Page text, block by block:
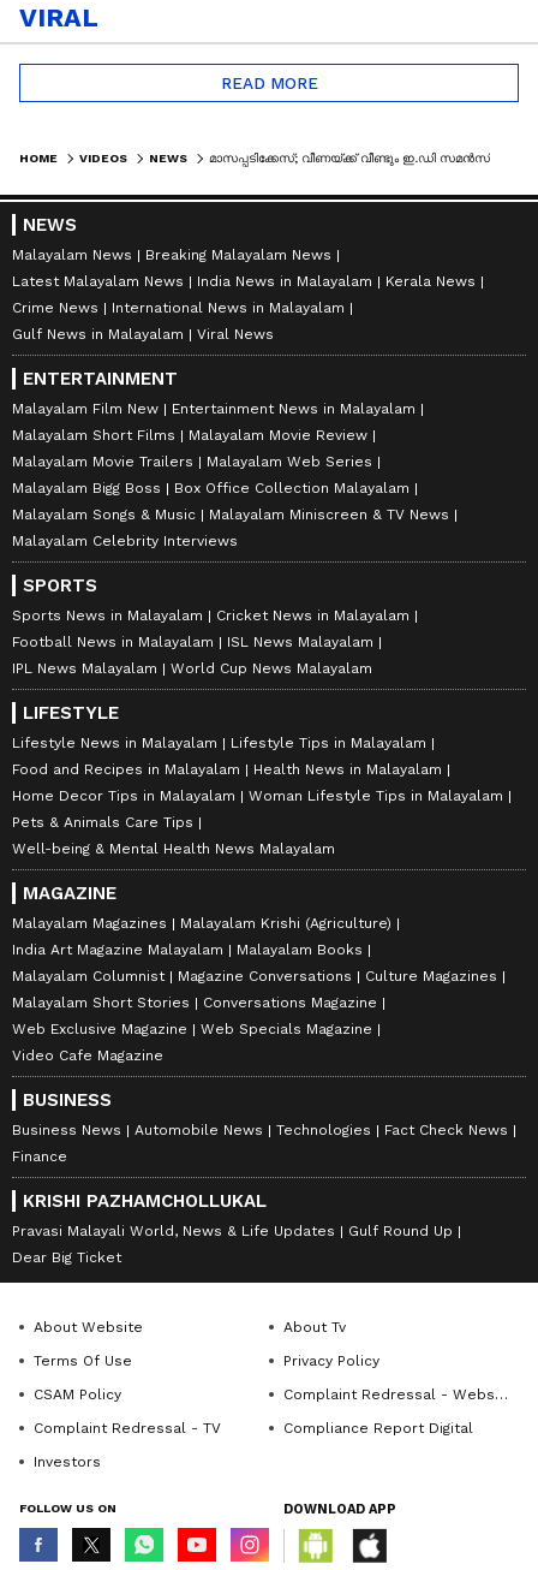
VIRAL
READ MORE
HOME VIDEOS NEWS മാസപ്പടിക്കേസ്; വീണയ്ക്ക് വീണ്ടും ഇ.ഡി സമൻസ്
NEWS
Malayalam News
Breaking Malayalam News
Latest Malayalam News
India News in Malayalam
Kerala News
Crime News
International News in Malayalam
Gulf News in Malayalam
Viral News
ENTERTAINMENT
Malayalam Film New
Entertainment News in Malayalam
Malayalam Short Films
Malayalam Movie Review
Malayalam Movie Trailers
Malayalam Web Series
Malayalam Bigg Boss
Box Office Collection Malayalam
Malayalam Songs & Music
Malayalam Miniscreen & TV News
Malayalam Celebrity Interviews
SPORTS
Sports News in Malayalam
Cricket News in Malayalam
Football News in Malayalam
ISL News Malayalam
IPL News Malayalam
World Cup News Malayalam
LIFESTYLE
Lifestyle News in Malayalam
Lifestyle Tips in Malayalam
Food and Recipes in Malayalam
Health News in Malayalam
Home Decor Tips in Malayalam
Woman Lifestyle Tips in Malayalam
Pets & Animals Care Tips
Well-being & Mental Health News Malayalam
MAGAZINE
Malayalam Magazines
Malayalam Krishi (Agriculture)
India Art Magazine Malayalam
Malayalam Books
Malayalam Columnist
Magazine Conversations
Culture Magazines
Malayalam Short Stories
Conversations Magazine
Web Exclusive Magazine
Web Specials Magazine
Video Cafe Magazine
BUSINESS
Business News Automobile News Technologies
Fact Check News
Finance
KRISHI PAZHAMCHOLLUKAL
Pravasi Malayali World, News & Life Updates
Gulf Round Up
Dear Big Ticket
About Website
About Tv
Terms Of Use
Privacy Policy
CSAM Policy
Complaint Redressal - Website
Complaint Redressal - TV
Compliance Report Digital
Investors
FOLLOW US ON DOWNLOAD APP